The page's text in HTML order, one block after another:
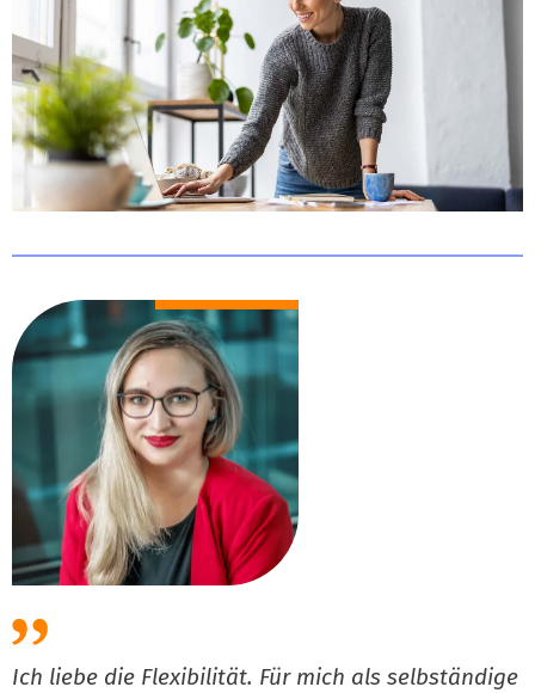
Ich liebe die Flexibilität. Für mich als selbständige